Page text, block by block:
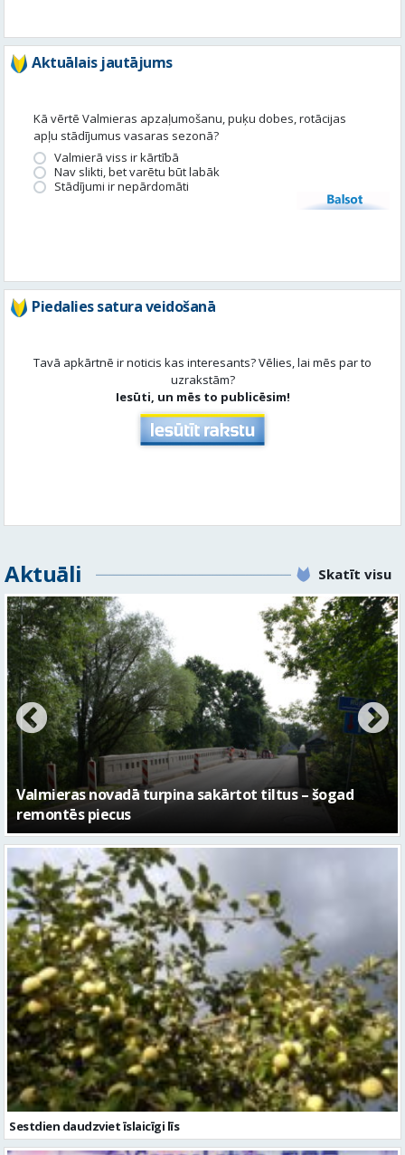
Aktuālais jautājums
Kā vērtē Valmieras apzaļumošanu, puķu dobes, rotācijas
apļu stādījumus vasaras sezonā?
Valmierā viss ir kārtībā
Nav slikti, bet varētu būt labāk
Stādījumi ir nepārdomāti
Balsot
Piedalies satura veidošanā
Tavā apkārtnē ir noticis kas interesants? Vēlies, lai mēs par to
uzrakstām?
Iesūti, un mēs to publicēsim!
Aktuāli Skatīt visu
No pagaidu teātra līdz laikmetīgās kultūras centram
– kā attīstīsies “Kurtuve”
Sestdien daudzviet īslaicīgi līs